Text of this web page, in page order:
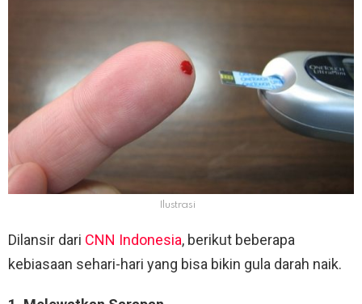
Ilustrasi
Dilansir dari CNN Indonesia, berikut beberapa
kebiasaan sehari-hari yang bisa bikin gula darah naik.